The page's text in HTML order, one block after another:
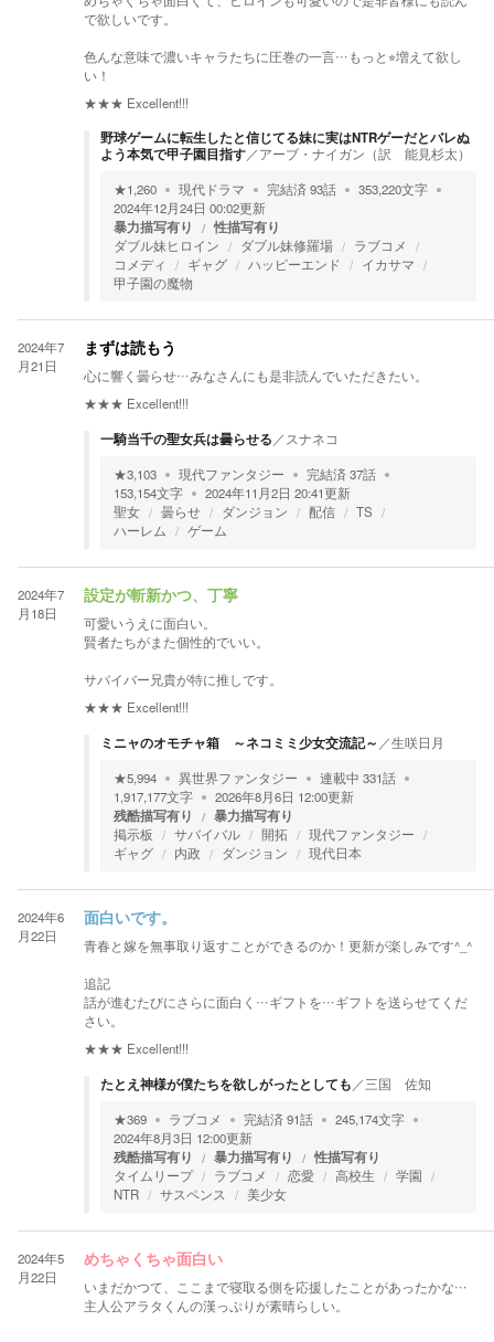
で欲しいです。
色んな意味で濃いキャラたちに圧巻の一言…もっと⭐︎増えて欲し
い！
★★★ Excellent!!!
野球ゲームに転生したと信じてる妹に実はNTRゲーだとバレぬ
よう本気で甲子園目指す／アーブ・ナイガン（訳 能見杉太）
★1,260 現代ドラマ 完結済93話 353,220文字
2024年12月24日 00:02更新
暴力描写有り 性描写有り
ダブル妹ヒロイン ダブル妹修羅場
ラブコメ
コメディ
ギャグ ハッピーエンド
イカサマ
甲子園の魔物
2024年7
月21日
まずは読もう
心に響く曇らせ…みなさんにも是非読んでいただきたい。
★★★ Excellent!!!
一騎当千の聖女兵は曇らせる ／ スナネコ
★3,103 現代ファンタジー 完結済37話
153,154文字 2024年11月2日 20:41更新
聖女
曇らせ ダンジョン 配信
TS
ハーレム
ゲーム
2024年7
月18日
設定が斬新かつ、丁寧
可愛いうえに面白い。
賢者たちがまた個性的でいい。
サバイバー兄貴が特に推しです。
★★★ Excellent!!!
ミニャのオモチャ箱 ～ネコミミ少女交流記～ ／生咲日月
★5,994 異世界ファンタジー 連載中 331話
1,917,177文字 2026年8月6日 12:00更新
残酷描写有り 暴力描写有り
掲示板 サバイバル 開拓
現代ファンタジー
ギャグ
内政 ダンジョン 現代日本
2024年6
月22日
面白いです。
青春と嫁を無事取り返すことができるのか！更新が楽しみです^_^
追記
話が進むたびにさらに面白く…ギフトを…ギフトを送らせてくだ
さい。
★★★ Excellent!!!
たとえ神様が僕たちを欲しがったとしても ／三国 佐知
★369 ラブコメ 完結済91話 245,174文字
2024年8月3日 12:00更新
残酷描写有り 暴力描写有り 性描写有り
タイムリープ ラブコメ 恋愛 高校生
学園
NTR
サスペンス 美少女
2024年5
月22日
めちゃくちゃ面白い
いまだかつて、ここまで寝取る側を応援したことがあったかな…
主人公アラタくんの漢っぷりが素晴らしい。